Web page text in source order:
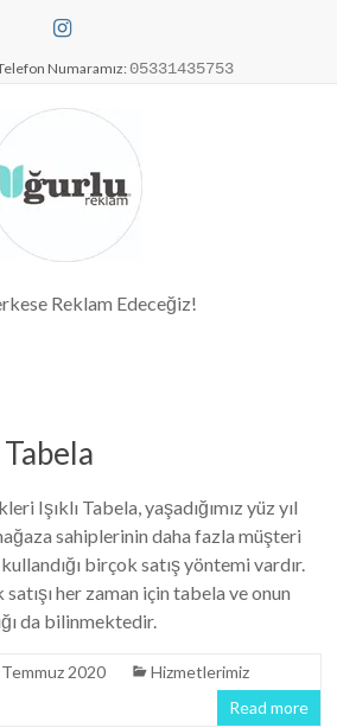
Numaramız: 05331435753
Merkezi| Antalya
Antalya Tabela
Reklam Edeceğiz!
Işıklı Tabela, yaşadığımız yüz yıl
sahiplerinin daha fazla müşteri
birçok satış yöntemi vardır.
her zaman için tabela ve onun
da bilinmektedir.
2020
Hizmetlerimiz
Read more